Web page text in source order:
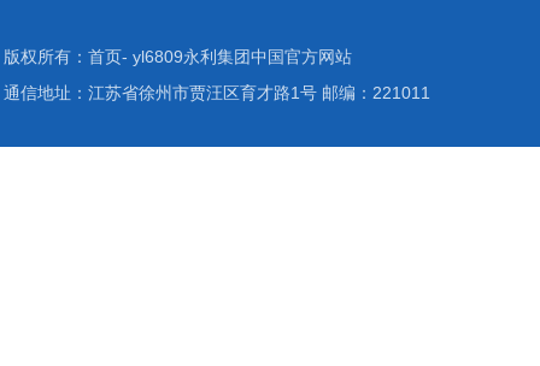
版权所有：首页- yl6809永利集团中国官方网站
通信地址：江苏省徐州市贾汪区育才路1号 邮编：221011